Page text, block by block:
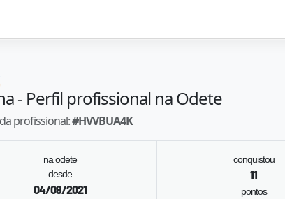
- Perfil profissional na Odete
profissional:#HVVBUA4K
na odete
desde
04/09/2021
conquistou
11
pontos